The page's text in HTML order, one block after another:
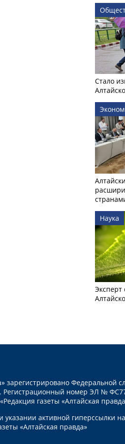
Стало
Наука
Эксперт
Федеральной
номер ЭЛ №
газеты «Алтайская
активной гиперссылки
«Алтайская правда»